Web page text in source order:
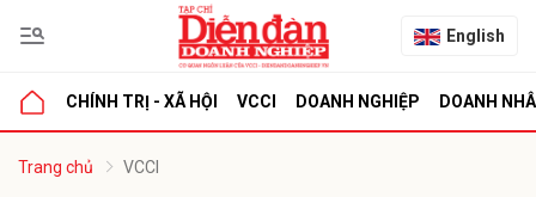
English
CHÍNH TRỊ - XÃ HỘI VCCI DOANH NGHIỆP DOANH
Trang chủ VCCI
luận